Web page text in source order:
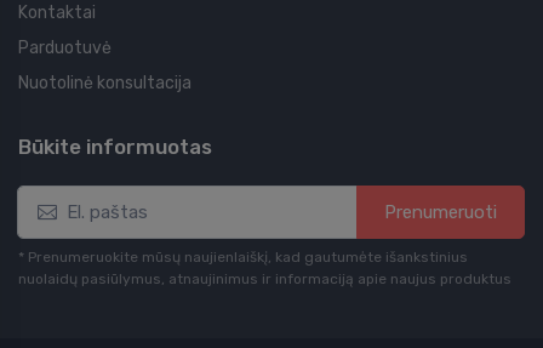
Kontaktai
Parduotuvė
Nuotolinė konsultacija
Būkite informuotas
Prenumeruoti
* Prenumeruokite mūsų naujienlaiškį, kad gautumėte išankstinius
nuolaidų pasiūlymus, atnaujinimus ir informaciją apie naujus produktus